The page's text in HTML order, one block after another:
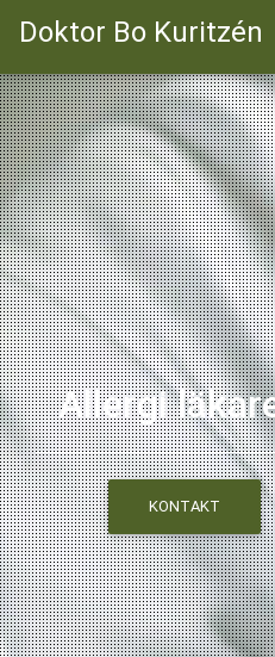
Doktor Bo Kuritzén
Allergi
KONTAKT